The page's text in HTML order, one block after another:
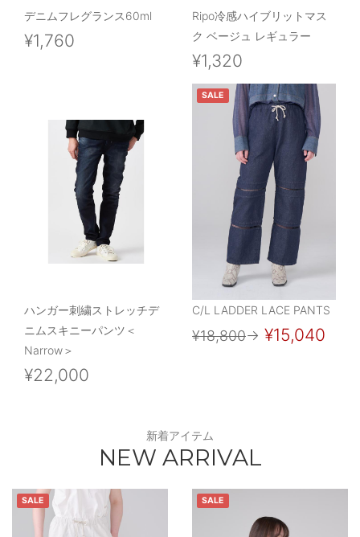
デニムフレグランス60ml
¥1,760
Ripo冷感ハイブリットマス
ク ベージュ レギュラー
¥1,320
ハンガー刺繍ストレッチデ
ニムスキニーパンツ＜
Narrow＞
¥22,000
SALE
C/L LADDER LACE PANTS
¥18,800→ ¥15,040
新着アイテム
NEW ARRIVAL
SALE SALE